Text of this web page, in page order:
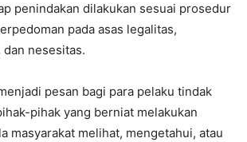
penindakan dilakukan sesuai prosedur
pada asas legalitas,
nesesitas.
pesan bagi para pelaku tindak
pihak yang berniat melakukan
masyarakat melihat, mengetahui, atau